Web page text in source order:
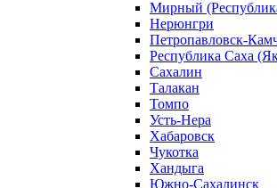
Мирный
Нерюнгри
Петропавловск-
Республика Саха
Сахалин
Талакан
Томпо
Усть-Нера
Хабаровск
Чукотка
Хандыга
Южно-Сахалинск